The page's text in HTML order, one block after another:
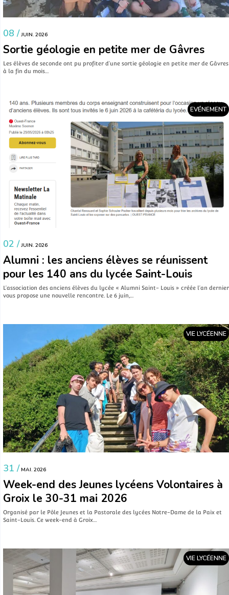
08 / JUIN. 2026
Sortie géologie en petite mer de Gâvres
Les élèves de seconde ont pu profiter d’une sortie géologie en petite mer de Gâvres
à la fin du mois…
EVÉNEMENT
02 / JUIN. 2026
Alumni : les anciens élèves se réunissent
pour les 140 ans du lycée Saint-Louis
L’association des anciens élèves du lycée « Alumni Saint- Louis » créée l’an dernier
vous propose une nouvelle rencontre. Le 6 juin,…
VIE LYCÉENNE
31 / MAI. 2026
Week-end des Jeunes lycéens Volontaires à
Groix le 30-31 mai 2026
Organisé par le Pôle Jeunes et la Pastorale des lycées Notre-Dame de la Paix et
Saint-Louis. Ce week-end à Groix…
VIE LYCÉENNE